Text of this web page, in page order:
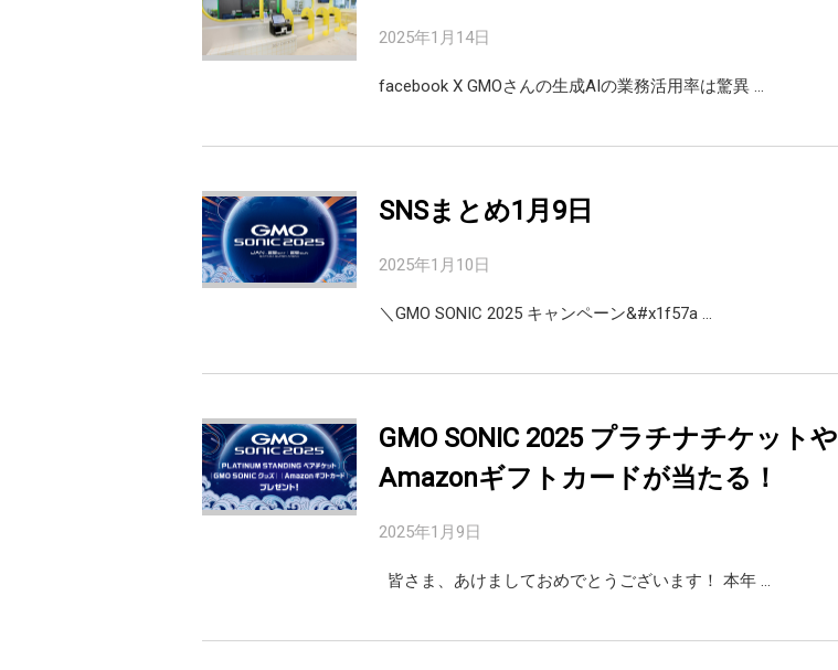
2025年1月14日
facebook X GMOさんの生成AIの業務活用率は驚異 …
SNSまとめ1月9日
2025年1月10日
＼GMO SONIC 2025 キャンペーン&#x1f57a …
GMO SONIC 2025 プラチナチケットや
Amazonギフトカードが当たる！
2025年1月9日
皆さま、あけましておめでとうございます！ 本年 …